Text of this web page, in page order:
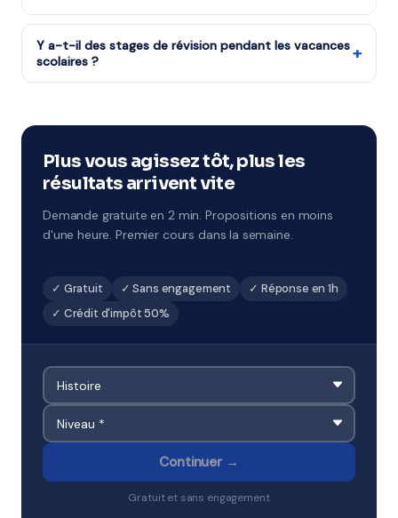
crédit d'impôt intervient chaque année après votre
déclaration de revenus.
Tous les niveaux : CP au CM2, 6ème à 3ème, Seconde à
Terminale, études supérieures et adultes.
Y a-t-il des stages de révision pendant les vacances
scolaires ?
+
Disponibles à La Roche-sur-Yon.
Plus vous agissez tôt, plus les
résultats arrivent vite
Demande gratuite en 2 min. Propositions en moins
d'une heure. Premier cours dans la semaine.
✓ Gratuit ✓ Sans engagement
✓ Réponse en 1h
✓ Crédit d'impôt 50%
Continuer →
Gratuit et sans engagement